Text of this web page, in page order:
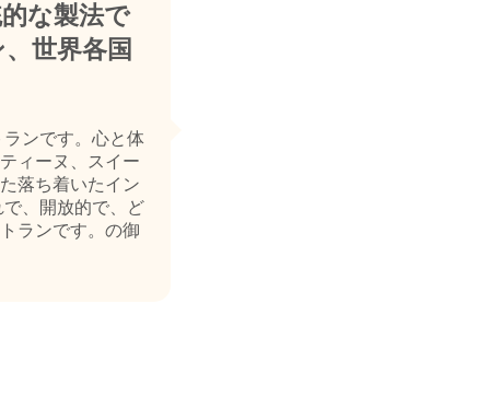
な製法で
世界各国
ンです。心と体
ィーヌ、スイー
落ち着いたイン
、開放的で、ど
ランです。の御